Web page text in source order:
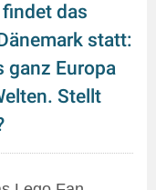
das
statt:
ganz Europa
Stellt